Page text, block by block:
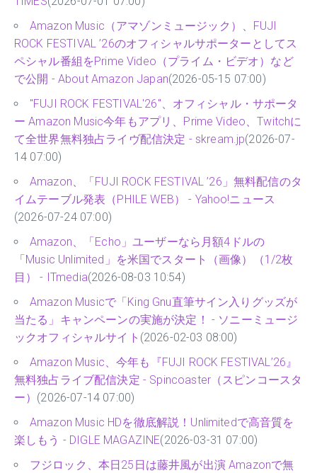
Amazon Music（アマゾンミュージック）、FUJI
ROCK FESTIVAL ’26のオフィシャルサポーターとしてス
ペシャル番組をPrime Video（プライム・ビデオ）など
で公開 - About Amazon Japan(2026-05-15 07:00)
"FUJI ROCK FESTIVAL'26"、オフィシャル・サポータ
ー Amazon Music今年もアプリ、Prime Video、Twitchに
て全世界無料独占ライヴ配信決定 - skream.jp(2026-07-
14 07:00)
Amazon、「FUJI ROCK FESTIVAL ’26」無料配信のタ
イムテーブル発表（PHILE WEB） - Yahoo!ニュース
(2026-07-24 07:00)
Amazon、「Echo」ユーザーなら月額4ドルの
「Music Unlimited」を米国でスタート（画像）（1/2枚
目） - ITmedia(2026-08-03 10:54)
Amazon Musicで「King Gnu直筆サイン入りグッズが
当たる」キャンペーンの実施が決定！ - ソニーミュージ
ックオフィシャルサイト (2026-02-03 08:00)
Amazon Music、今年も『FUJI ROCK FESTIVAL’26』
無料独占ライブ配信決定 - Spincoaster（スピンコースタ
ー） (2026-07-14 07:00)
Amazon Music HDを徹底解説！Unlimitedで高音質を
楽しもう - DIGLE MAGAZINE(2026-03-31 07:00)
フジロック、本日25日は藤井風が出演 Amazonで無